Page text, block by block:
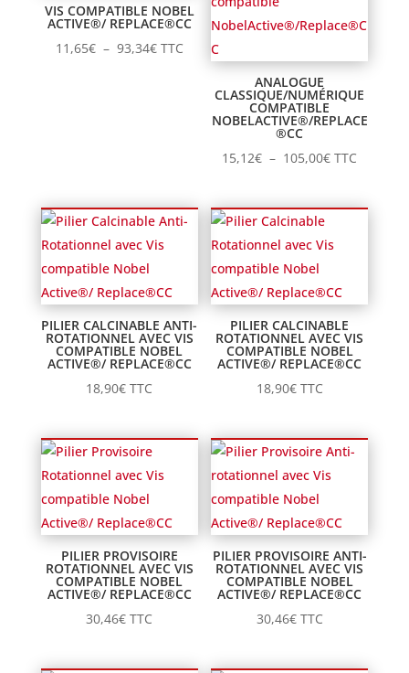
VIS COMPATIBLE NOBEL
ACTIVE®/ REPLACE®CC
11,65€ – 93,34€Plage
TTC
ANALOGUE
CLASSIQUE/NUMÉRIQUE
COMPATIBLE
NOBELACTIVE®/REPLACE
®CC
15,12€ – 105,00€Plage
prix :
à
TTC
PILIER CALCINABLE ANTI-
ROTATIONNEL AVEC VIS
COMPATIBLE NOBEL
ACTIVE®/ REPLACE®CC
18,90€ TTC
PILIER CALCINABLE
ROTATIONNEL AVEC VIS
COMPATIBLE NOBEL
ACTIVE®/ REPLACE®CC
18,90€ TTC
PILIER PROVISOIRE
ROTATIONNEL AVEC VIS
COMPATIBLE NOBEL
ACTIVE®/ REPLACE®CC
30,46€ TTC
PILIER PROVISOIRE ANTI-
ROTATIONNEL AVEC VIS
COMPATIBLE NOBEL
ACTIVE®/ REPLACE®CC
30,46€ TTC